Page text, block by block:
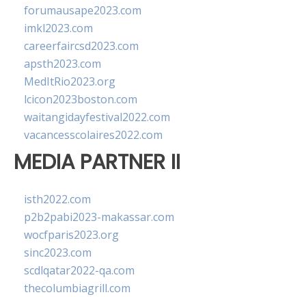
forumausape2023.com
imkl2023.com
careerfaircsd2023.com
apsth2023.com
MedItRio2023.org
lcicon2023boston.com
waitangidayfestival2022.com
vacancesscolaires2022.com
MEDIA PARTNER II
isth2022.com
p2b2pabi2023-makassar.com
wocfparis2023.org
sinc2023.com
scdlqatar2022-qa.com
thecolumbiagrill.com